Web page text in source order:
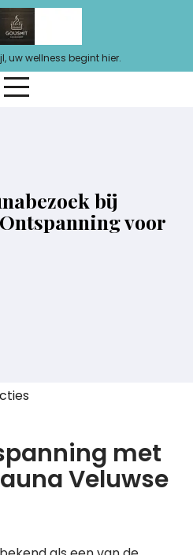
uw wellness begint hier.
bij
voor
met
Veluwse